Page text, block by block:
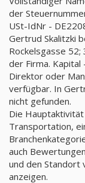
der
USt-IdNr -
Gertrud Skalitzki
Rockelsgasse
der Firma.
Direktor oder
verfügbar. In
nicht gefunden.
Die
Transportation,
auch
und den Standort
anzeigen.